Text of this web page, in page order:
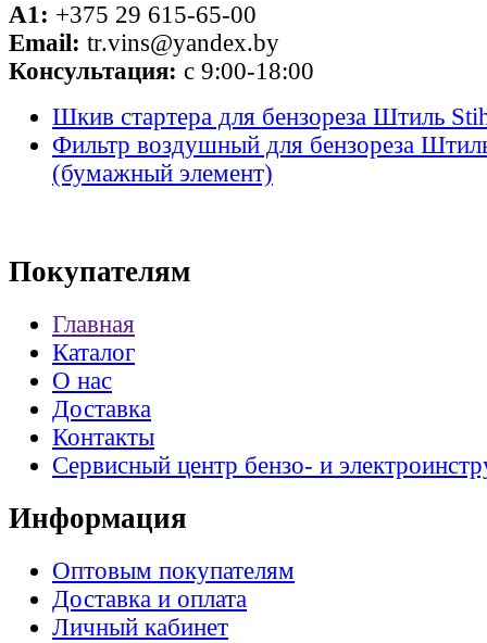
A1: +375 29 615-65-00
Email: tr.vins@yandex.by
Консультация: с 9:00-18:00
Шкив стартера для бензореза Штиль
Фильтр воздушный для бензореза
(бумажный элемент)
Покупателям
Главная
Каталог
О нас
Доставка
Контакты
Сервисный центр бензо- и
Информация
Оптовым покупателям
Доставка и оплата
Личный кабинет